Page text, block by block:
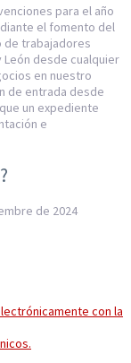
para el año
el fomento del
de trabajadores
León desde cualquier
en nuestro
de entrada desde
un expediente
e
de 2024
con la